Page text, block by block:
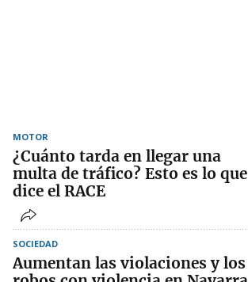
MOTOR
¿Cuánto tarda en llegar una
multa de tráfico? Esto es lo que
dice el RACE
SOCIEDAD
Aumentan las violaciones y los